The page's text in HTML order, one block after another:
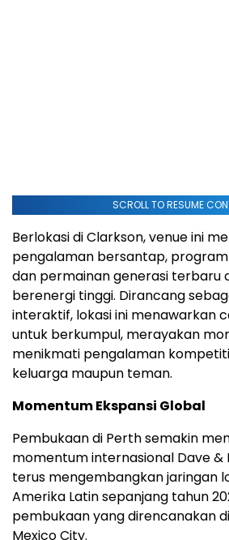
SCROLL TO RESUME
Berlokasi di Clarkson, venue ini
pengalaman bersantap,
dan permainan generasi terbaru
berenergi tinggi. Dirancang
interaktif, lokasi ini menawarkan
untuk berkumpul, merayakan
menikmati pengalaman
keluarga maupun teman.
Momentum Ekspansi Global
Pembukaan di Perth semakin
momentum internasional Dave &
terus mengembangkan jaringan
Amerika Latin sepanjang tahun
pembukaan yang direncanakan
Mexico City.